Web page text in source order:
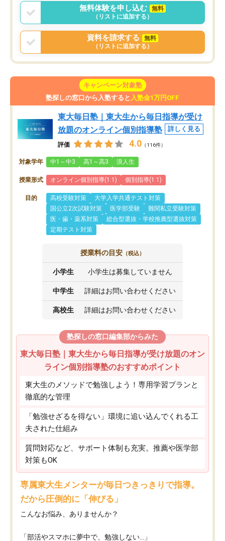
無料体験を申し込む
無料
（リストに追加する）
資料を請求する
無料
（リストに追加する）
キャンペーン対象塾
塾探しの窓口から入塾すると 入塾金1万円OFF
東大毎日塾｜東大生から毎日指導が受け
放題のオンライン個別指導塾
詳しく見る
評価 4.0 （116件）
対象学年 中1～中3 高1～高3 浪人生
授業形式 オンライン個別指導(1:1) 個別指導(1:1)
目的 高校受験対策
大学入学共通テスト対策
国公立2次試験対策
医学部受験
難関私立受験対策
医・歯・薬系対策
総合型選抜・学校推薦型選抜対策
定期テスト対策
授業料の目安 （税込）
小学生 小学生は募集していません
中学生 詳細はお問い合わせください
高校生 詳細はお問い合わせください
塾探しの窓口編集部からみた
東大毎日塾｜東大生から毎日指導が受け放題のオン
ライン個別指導塾のおすすめポイント
東大生のメソッドで勉強しよう！専用学習プランと
徹底的な管理
「勉強せざるを得ない」環境に追い込んでくれる工
夫された仕組み
質問対応など、サポート体制も充実。推薦や医学部
対策もOK
専属東大生メンターが毎日つきっきりで指導。
だから圧倒的に「伸びる」
こんなお悩み、ありませんか？
「部活やスマホに夢中で、勉強しない…」